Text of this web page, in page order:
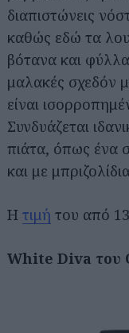
διαπιστώνεις
καθώς εδώ τα
βότανα και φύλλα
μαλακές σχεδόν
είναι
Συνδυάζεται
πιάτα, όπως ένα
και με
Η τιμή του από
White Diva του